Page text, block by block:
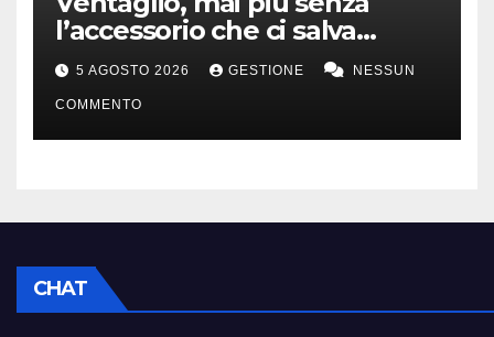
l’accessorio che ci salva
dall’afa
5 AGOSTO 2026 GESTIONE NESSUN
COMMENTO
CHAT